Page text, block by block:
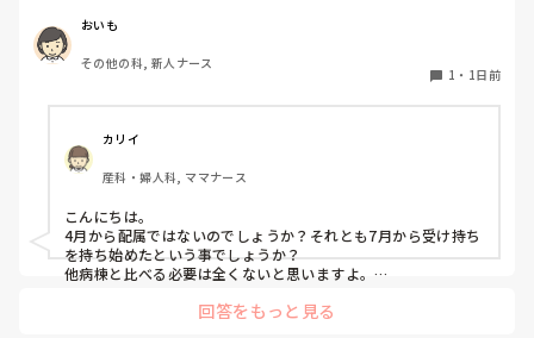
「解熱剤を使う・使わない」
「クーリングする・しない」
を何を基準に判断していますか？
みたいです。
しかも、2人受け持ちで平均1～3時間は残業しています。3
人目に入れないことに焦りを感じています。
頂きたいです。
おいも
その他の科, 新人ナース
1 ・ 1日前
カリイ
産科・婦人科, ママナース
こんにちは。
4月から配属ではないのでしょうか？それとも7月から受け持ち
を持ち始めたという事でしょうか？
他病棟と比べる必要は全くないと思いますよ。
まず、同じ病棟の先輩達はどうしていますか？先輩と比較して
回答をもっと見る